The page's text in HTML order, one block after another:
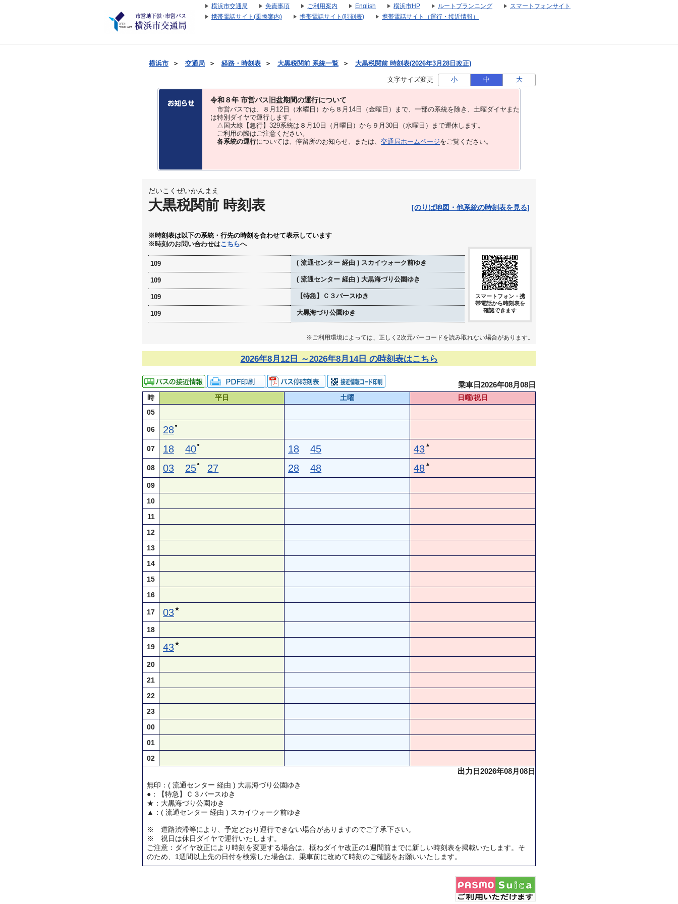
横浜市交通局 免責事項 ご利用案内 English 横浜市HP ルートプランニング
スマートフォンサイト
携帯電話サイト(乗換案内)
携帯電話サイト(時刻表) 携帯電話サイト（運行・接近情報）
横浜市 ＞ 交通局 ＞ 経路・時刻表 ＞ 大黒税関前 系統一覧 ＞ 大黒税関前 時刻表(2026年3月28日改正)
文字サイズ変更 小 中 大
令和８年 市営バス旧盆期間の運行について
市営バスでは、８⽉12⽇（水曜日）から８⽉14⽇（金曜日）まで、⼀部の系統を除き、⼟曜ダイヤまた
は特別ダイヤで運⾏します。
△国大線【急行】329系統は８月10日（月曜日）から９月30日（水曜日）まで運休します。
ご利用の際はご注意ください。
各系統の運行については、停留所のお知らせ、または、 交通局ホームページをご覧ください。
だいこくぜいかんまえ
大黒税関前 時刻表 [のりば地図・他系統の時刻表を見る]
※時刻表は以下の系統・行先の時刻を合わせて表示しています
※時刻のお問い合わせはこちらへ
109 ( 流通センター 経由 ) スカイウォーク前ゆき
109 ( 流通センター 経由 ) 大黒海づり公園ゆき
109 【特急】Ｃ３バースゆき
109 大黒海づり公園ゆき
スマートフォン・携
帯電話から時刻表を
確認できます
※ご利用環境によっては、正しく2次元バーコードを読み取れない場合があります。
2026年8月12日 ～2026年8月14日 の時刻表はこちら
乗車日2026年08月08日
時 平日 土曜
日曜/祝日
05
06 28●
07 18 40● 18 45 43 ▲
08 03 25● 27 28 48 48 ▲
09
10
11
12
13
14
15
16
17 03★
18
19 43★
20
21
22
23
00
01
02
出力日2026年08月08日
無印：( 流通センター 経由 ) 大黒海づり公園ゆき
●：【特急】Ｃ３バースゆき
★：大黒海づり公園ゆき
▲：( 流通センター 経由 ) スカイウォーク前ゆき
※ 道路渋滞等により、予定どおり運行できない場合がありますのでご了承下さい。
※ 祝日は休日ダイヤで運行いたします。
ご注意：ダイヤ改正により時刻を変更する場合は、概ねダイヤ改正の1週間前までに新しい時刻表を掲載いたします。そ
のため、1週間以上先の日付を検索した場合は、乗車前に改めて時刻のご確認をお願いいたします。